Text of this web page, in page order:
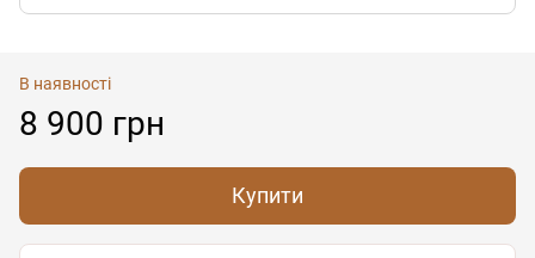
В наявності
8 900 грн
Купити